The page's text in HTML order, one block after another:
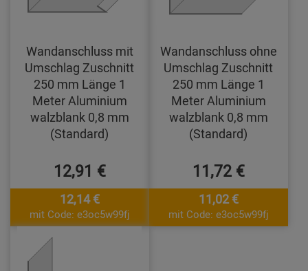
Wandanschluss mit
Umschlag Zuschnitt
250 mm Länge 1
Meter Aluminium
walzblank 0,8 mm
(Standard)
12,91 €
12,14 €
mit Code: e3oc5w99fj
Wandanschluss ohne
Umschlag Zuschnitt
250 mm Länge 1
Meter Aluminium
walzblank 0,8 mm
(Standard)
11,72 €
11,02 €
mit Code: e3oc5w99fj